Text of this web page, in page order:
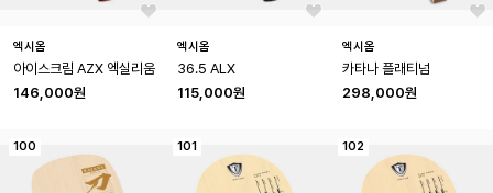
엑시옴
아이스크림 AZX 엑실리움
146,000원
엑시옴
36.5 ALX
115,000원
엑시옴
카타나 플래티넘
298,000원
100 101 102